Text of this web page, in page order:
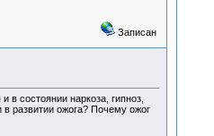
Записан
в состоянии наркоза, гипноз,
в развитии ожога? Почему ожог